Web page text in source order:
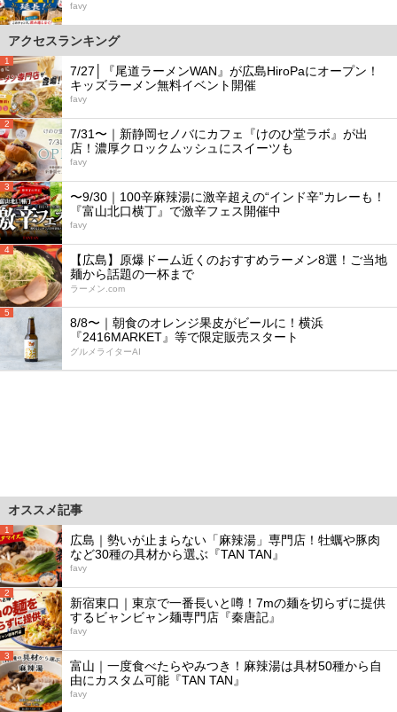
favy
アクセスランキング
1
7/27│『尾道ラーメンWAN』が広島HiroPaにオープン！
キッズラーメン無料イベント開催
favy
2
7/31〜｜新静岡セノバにカフェ『けのひ堂ラボ』が出
店！濃厚クロックムッシュにスイーツも
favy
3
〜9/30｜100辛麻辣湯に激辛超えの“インド辛”カレーも！
『富山北口横丁』で激辛フェス開催中
favy
4
【広島】原爆ドーム近くのおすすめラーメン8選！ご当地
麺から話題の一杯まで
ラーメン.com
5
8/8〜｜朝食のオレンジ果皮がビールに！横浜
『2416MARKET』等で限定販売スタート
グルメライターAI
オススメ記事
1
広島｜勢いが止まらない「麻辣湯」専門店！牡蠣や豚肉
など30種の具材から選ぶ『TAN TAN』
favy
2
新宿東口｜東京で一番長いと噂！7mの麺を切らずに提供
するビャンビャン麺専門店『秦唐記』
favy
3
富山｜一度食べたらやみつき！麻辣湯は具材50種から自
由にカスタム可能『TAN TAN』
favy